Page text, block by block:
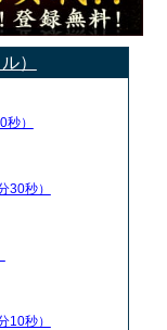
）
秒）
30秒）
10秒）